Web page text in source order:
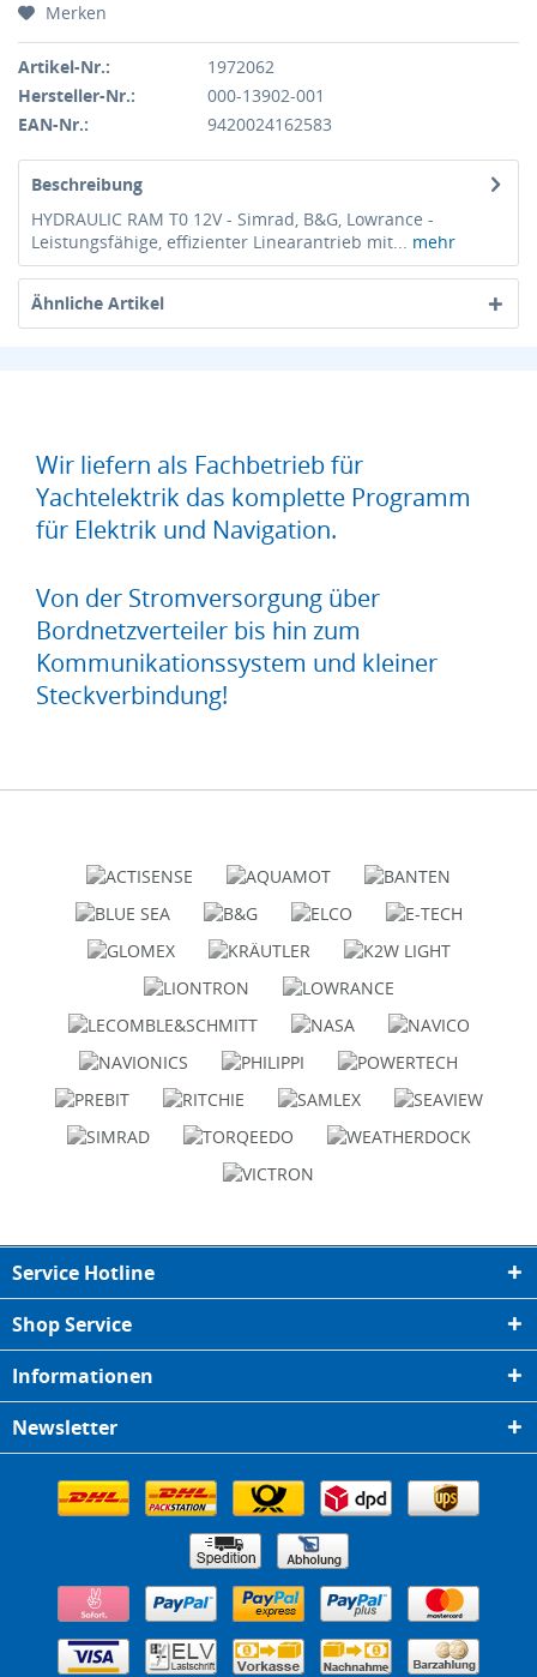
Merken
Artikel-Nr.:
1972062
Hersteller-Nr.:
000-13902-001
EAN-Nr.:
9420024162583
Beschreibung
HYDRAULIC RAM T0 12V - Simrad, B&G, Lowrance -
Leistungsfähige, effizienter Linearantrieb mit... mehr
Ähnliche Artikel
Wir liefern als Fachbetrieb für
Yachtelektrik das komplette Programm
für Elektrik und Navigation.
Von der Stromversorgung über
Bordnetzverteiler bis hin zum
Kommunikationssystem und kleiner
Steckverbindung!
Service Hotline
Shop Service
Informationen
Newsletter